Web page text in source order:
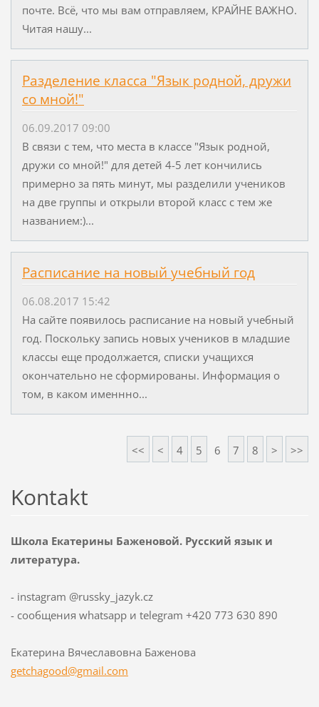
почте. Всё, что мы вам отправляем, КРАЙНЕ ВАЖНО.
Читая нашу...
Разделение класса "Язык родной, дружи
со мной!"
06.09.2017 09:00
В связи с тем, что места в классе "Язык родной,
дружи со мной!" для детей 4-5 лет кончились
примерно за пять минут, мы разделили учеников
на две группы и открыли второй класс с тем же
названием:)...
Расписание на новый учебный год
06.08.2017 15:42
На сайте появилось расписание на новый учебный
год. Поскольку запись новых учеников в младшие
классы еще продолжается, списки учащихся
окончательно не сформированы. Информация о
том, в каком именнно...
<< < 4 5 6 7 8 > >>
Kontakt
Школа Екатерины Баженовой. Русский язык и
литература.
- instagram @russky_jazyk.cz
- сообщения whatsapp и telegram +420 773 630 890
Екатерина Вячеславовна Баженова
getchagood@gmail.com